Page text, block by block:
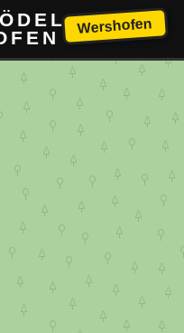
Wershofen